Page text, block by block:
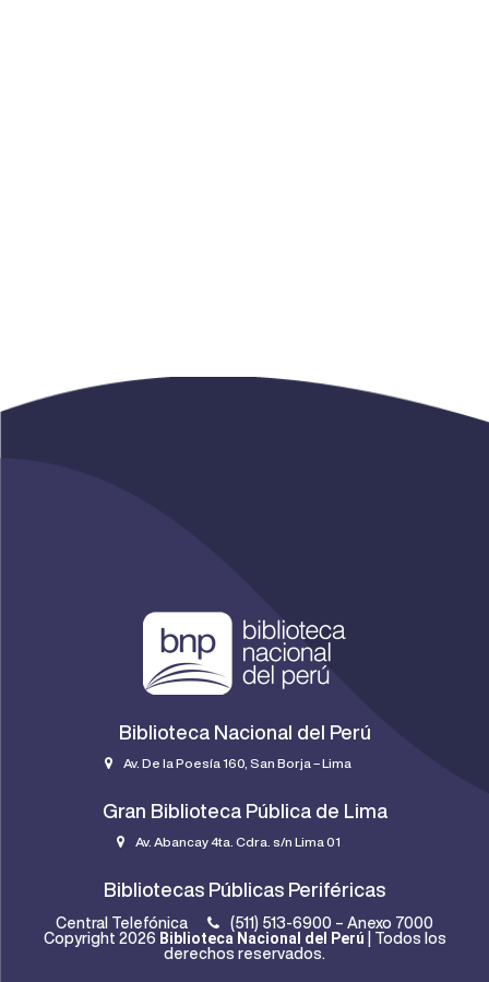
Biblioteca Nacional del Perú
Av. De la Poesía 160, San Borja – Lima
Gran Biblioteca Pública de Lima
Av. Abancay 4ta. Cdra. s/n Lima 01
Bibliotecas Públicas Periféricas
Central Telefónica
(511) 513-6900 – Anexo 7000
Copyright 2026 Biblioteca Nacional del Perú | Todos los
derechos reservados.